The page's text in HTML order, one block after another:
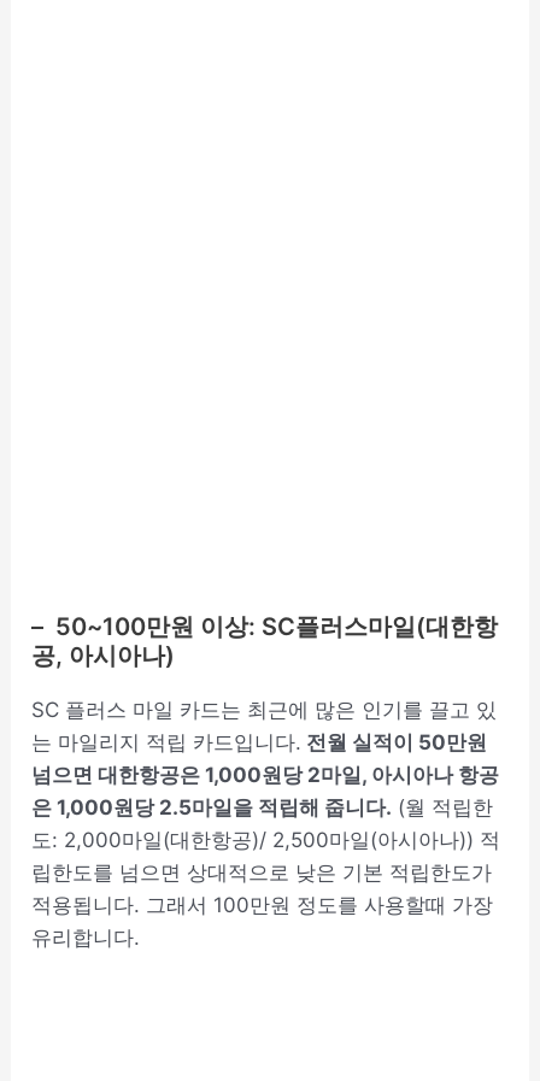
– 50~100만원 이상: SC플러스마일(대한항
공, 아시아나)
SC 플러스 마일 카드는 최근에 많은 인기를 끌고 있
는 마일리지 적립 카드입니다. 전월 실적이 50만원
넘으면 대한항공은 1,000원당 2마일, 아시아나 항공
은 1,000원당 2.5마일을 적립해 줍니다. (월 적립한
도: 2,000마일(대한항공)/ 2,500마일(아시아나)) 적
립한도를 넘으면 상대적으로 낮은 기본 적립한도가
적용됩니다. 그래서 100만원 정도를 사용할때 가장
유리합니다.